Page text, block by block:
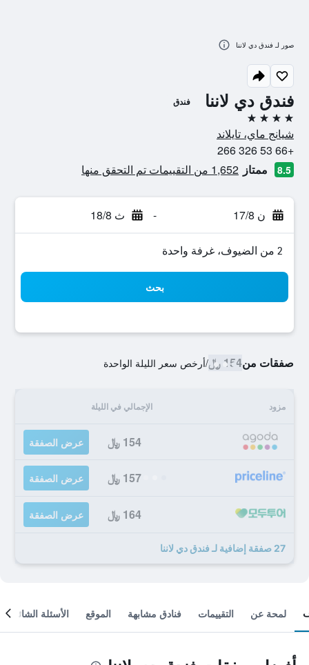
فندق دي لاننا فندق
4 نجوم
شيانج ماي، تايلاند
+66 53 326 266
8.5 ممتاز 1,652 من التقييمات تم التحقق منها
ن 17/8 - ث 18/8
2 من الضيوف، غرفة واحدة
بحث
صفقات من154 ﷼ /أرخص سعر الليلة الواحدة
مزود الإجمالي في الليلة
154 ﷼ عرض الصفقة
157 ﷼ عرض الصفقة
164 ﷼ عرض الصفقة
27 صفقة إضافية لـ فندق دي لاننا
صور لـ فندق دي لاننا
لمحة عن التقييمات فنادق مشابهة الموقع الأسئلة الشائعة